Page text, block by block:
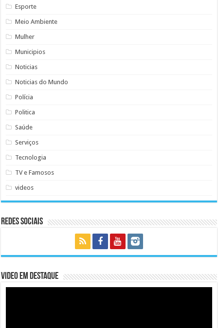
Esporte
Meio Ambiente
Mulher
Municipios
Noticias
Noticias do Mundo
Polícia
Politica
Saúde
Serviços
Tecnologia
TV e Famosos
videos
Redes Sociais
Video em Destaque